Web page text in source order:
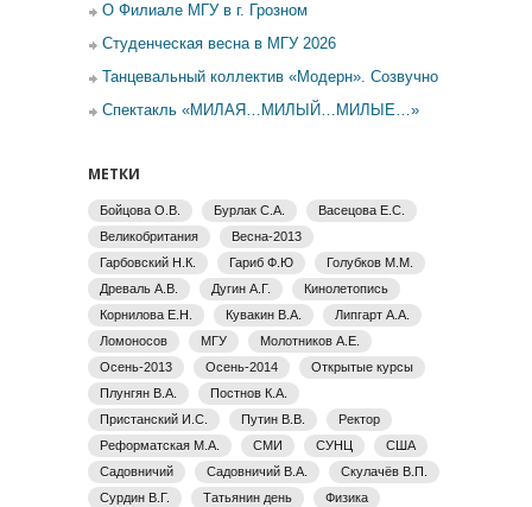
О Филиале МГУ в г. Грозном
Студенческая весна в МГУ 2026
Танцевальный коллектив «Модерн». Созвучно
Спектакль «МИЛАЯ…МИЛЫЙ…МИЛЫЕ…»
МЕТКИ
Бойцова О.В. Бурлак С.А.
Васецова Е.С.
Великобритания
Весна-2013
Гарбовский Н.К.
Гариб Ф.Ю
Голубков М.М.
Древаль А.В.
Дугин А.Г.
Кинолетопись
Корнилова Е.Н.
Кувакин В.А.
Липгарт А.А.
Ломоносов
МГУ
Молотников А.Е.
Осень-2013
Осень-2014
Открытые курсы
Плунгян В.А.
Постнов К.А.
Пристанский И.С.
Путин В.В.
Ректор
Реформатская М.А.
СМИ СУНЦ
США
Садовничий
Садовничий В.А.
Скулачёв В.П.
Сурдин В.Г.
Татьянин день
Физика